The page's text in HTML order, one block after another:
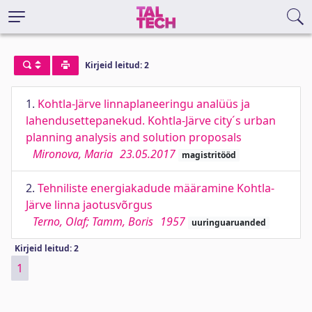
Kirjeid leitud: 2
1. Kohtla-Järve linnaplaneeringu analüüs ja
lahendusettepanekud. Kohtla-Järve city´s urban
planning analysis and solution proposals
Mironova, Maria 23.05.2017 magistritööd
2. Tehniliste energiakadude määramine Kohtla-
Järve linna jaotusvõrgus
Terno, Olaf; Tamm, Boris 1957 uuringuaruanded
Kirjeid leitud: 2
1